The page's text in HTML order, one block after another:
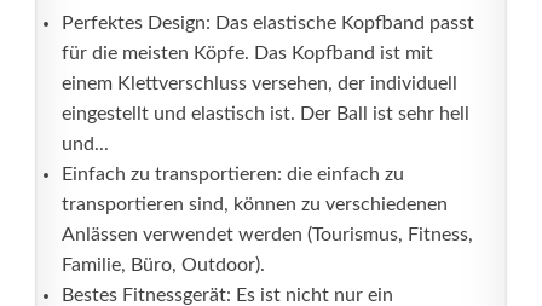
Perfektes Design: Das elastische Kopfband passt
für die meisten Köpfe. Das Kopfband ist mit
einem Klettverschluss versehen, der individuell
eingestellt und elastisch ist. Der Ball ist sehr hell
und...
Einfach zu transportieren: die einfach zu
transportieren sind, können zu verschiedenen
Anlässen verwendet werden (Tourismus, Fitness,
Familie, Büro, Outdoor).
Bestes Fitnessgerät: Es ist nicht nur ein